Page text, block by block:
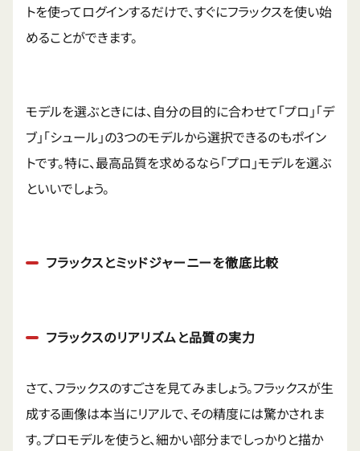
トを使ってログインするだけで、すぐにフラックスを使い始
めることができます。
モデルを選ぶときには、自分の目的に合わせて「プロ」「デ
ブ」「シュール」の3つのモデルから選択できるのもポイン
トです。特に、最高品質を求めるなら「プロ」モデルを選ぶ
といいでしょう。
フラックスとミッドジャーニーを徹底比較
フラックスのリアリズムと品質の実力
さて、フラックスのすごさを見てみましょう。フラックスが生
成する画像は本当にリアルで、その精度には驚かされま
す。プロモデルを使うと、細かい部分までしっかりと描か